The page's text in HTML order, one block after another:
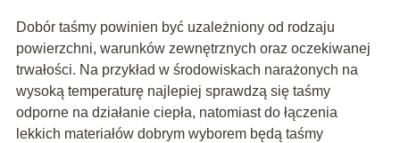
Dobór taśmy powinien być uzależniony od rodzaju
powierzchni, warunków zewnętrznych oraz oczekiwanej
trwałości. Na przykład w środowiskach narażonych na
wysoką temperaturę najlepiej sprawdzą się taśmy
odporne na działanie ciepła, natomiast do łączenia
lekkich materiałów dobrym wyborem będą taśmy